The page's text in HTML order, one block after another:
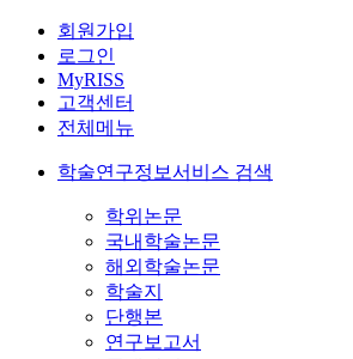
회원가입
로그인
MyRISS
고객센터
전체메뉴
학술연구정보서비스 검색
학위논문
국내학술논문
해외학술논문
학술지
단행본
연구보고서